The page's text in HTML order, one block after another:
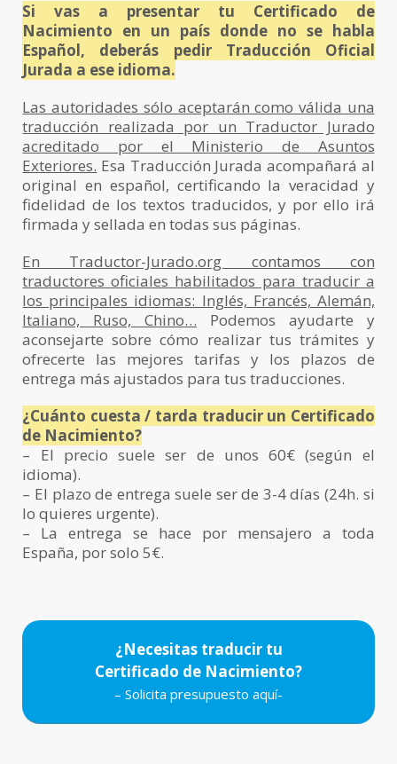
Si vas a presentar tu Certificado de
Nacimiento en un país donde no se habla
Español, deberás pedir Traducción Oficial
Jurada a ese idioma.
Las autoridades sólo aceptarán como válida una
traducción realizada por un Traductor Jurado
acreditado por el Ministerio de Asuntos
Exteriores. Esa Traducción Jurada acompañará al
original en español, certificando la veracidad y
fidelidad de los textos traducidos, y por ello irá
firmada y sellada en todas sus páginas.
En Traductor-Jurado.org contamos con
traductores oficiales habilitados para traducir a
los principales idiomas: Inglés, Francés, Alemán,
Italiano, Ruso, Chino… Podemos ayudarte y
aconsejarte sobre cómo realizar tus trámites y
ofrecerte las mejores tarifas y los plazos de
entrega más ajustados para tus traducciones.
¿Cuánto cuesta / tarda traducir un Certificado
de Nacimiento?
– El precio suele ser de unos 60€ (según el
idioma).
– El plazo de entrega suele ser de 3-4 días (24h. si
lo quieres urgente).
– La entrega se hace por mensajero a toda
España, por solo 5€.
¿Necesitas traducir tu
Certificado de Nacimiento?
– Solicita presupuesto aquí-